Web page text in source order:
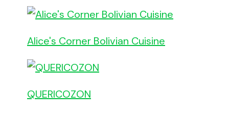
Alice's Corner Bolivian Cuisine
QUERICOZON